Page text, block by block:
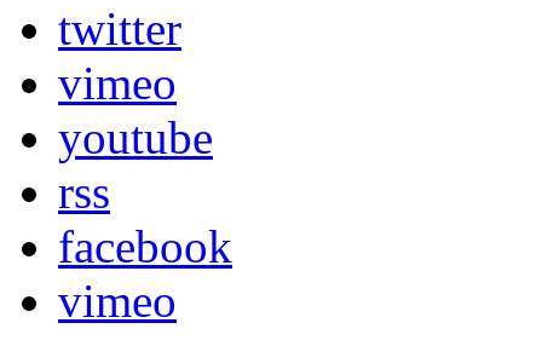
twitter
vimeo
youtube
rss
facebook
vimeo